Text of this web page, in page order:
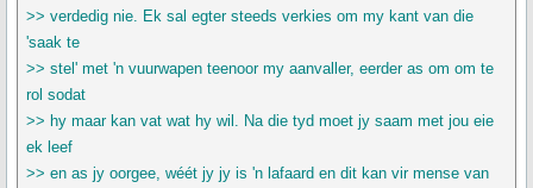
>> verdedig nie. Ek sal egter steeds verkies om my kant van die
'saak te
>> stel' met 'n vuurwapen teenoor my aanvaller, eerder as om om te
rol sodat
>> hy maar kan vat wat hy wil. Na die tyd moet jy saam met jou eie
ek leef
>> en as jy oorgee, wéét jy jy is 'n lafaard en dit kan vir mense van